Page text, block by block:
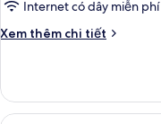
Internet có dây miễn phí
Xem thêm chi tiết
Chi
Family
Room,